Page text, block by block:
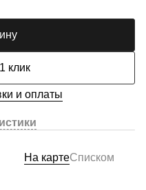
клик
и оплаты
На картеСписком